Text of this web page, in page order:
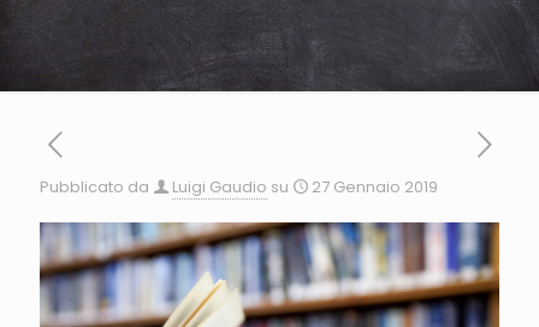
Pubblicato da Luigi Gaudio su 27 Gennaio 2019